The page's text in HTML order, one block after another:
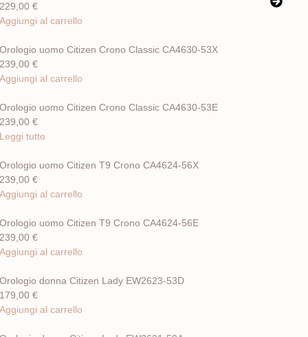
229,00 €
Aggiungi al carrello
Orologio uomo Citizen Crono Classic CA4630-53X
239,00 €
Aggiungi al carrello
Orologio uomo Citizen Crono Classic CA4630-53E
239,00 €
Leggi tutto
Orologio uomo Citizen T9 Crono CA4624-56X
239,00 €
Aggiungi al carrello
Orologio uomo Citizen T9 Crono CA4624-56E
239,00 €
Aggiungi al carrello
Orologio donna Citizen Lady EW2623-53D
179,00 €
Aggiungi al carrello